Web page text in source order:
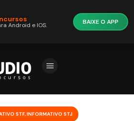
STF,INFORMATIVO STJ
Android e IOS. BAIXE O APP